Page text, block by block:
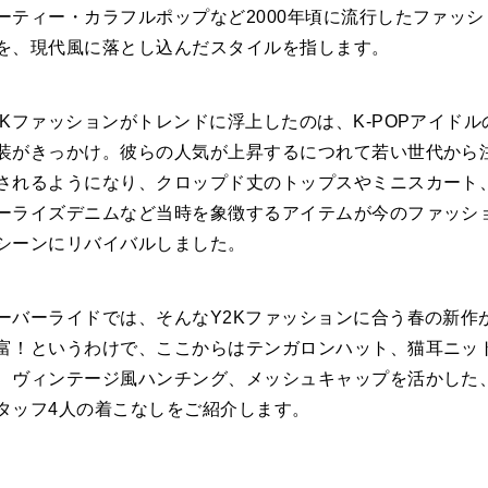
ティー・カラフルポップなど2000年頃に流行したファッシ
、現代風に落とし込んだスタイルを指します。
ファッションがトレンドに浮上したのは、K-POPアイドル
がきっかけ。彼らの人気が上昇するにつれて若い世代から
れるようになり、クロップド丈のトップスやミニスカート、
ライズデニムなど当時を象徴するアイテムが今のファッシ
ーンにリバイバルしました。
バーライドでは、そんなY2Kファッションに合う春の新作
！というわけで、ここからはテンガロンハット、猫耳ニッ
ヴィンテージ風ハンチング、メッシュキャップを活かした、
ッフ4人の着こなしをご紹介します。